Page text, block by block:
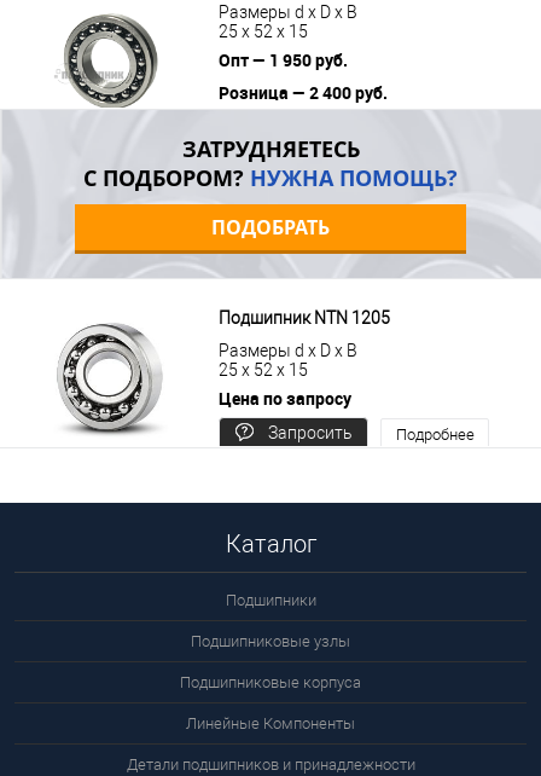
Размеры d x D x B
25 x 52 x 15
Опт — 1 950 руб.
Розница — 2 400 руб.
ЗАТРУДНЯЕТЕСЬ
С ПОДБОРОМ? НУЖНА ПОМОЩЬ?
ПОДОБРАТЬ
Подшипник NTN 1205
Размеры d x D x B
25 x 52 x 15
Цена по запросу
Запросить
Подробнее
Каталог
Подшипники
Подшипниковые узлы
Подшипниковые корпуса
Линейные Компоненты
Детали подшипников и принадлежности